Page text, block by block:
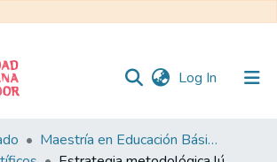
Log In (current)
Maestría en Educación Básica